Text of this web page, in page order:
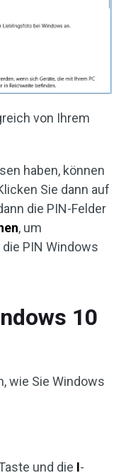
von Ihrem
haben, können
Sie dann auf
die PIN-Felder
, um
PIN Windows
10
wie Sie Windows
und die I-